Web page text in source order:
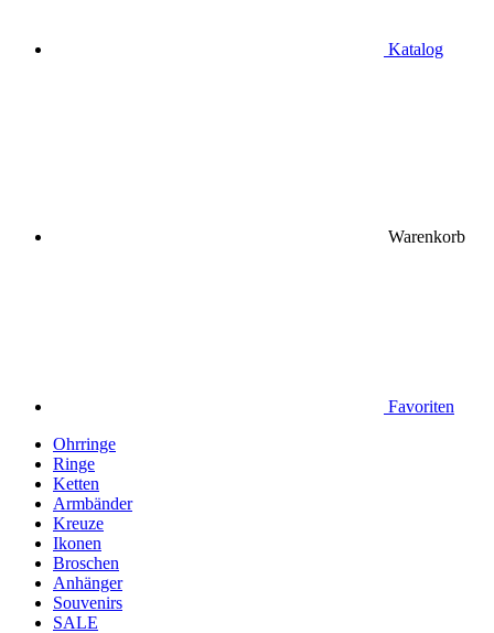
Katalog
Warenkorb
Favoriten
Ohrringe
Ringe
Ketten
Armbänder
Kreuze
Ikonen
Broschen
Anhänger
Souvenirs
SALE